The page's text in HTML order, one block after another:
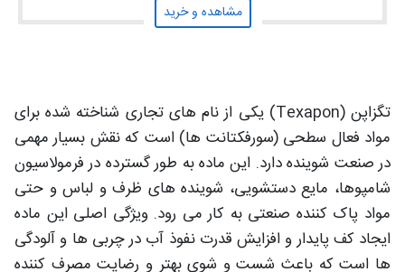
مشاهده و خرید
تگزاپن (Texapon) یکی از نام‌ های تجاری شناخته‌ شده برای
مواد فعال سطحی (سورفکتانت‌ ها) است که نقش بسیار مهمی
در صنعت شوینده دارد. این ماده به‌ طور گسترده در فرمولاسیون
شامپوها، مایع دستشویی، شوینده‌ های ظرف و لباس و حتی
مواد پاک‌ کننده صنعتی به کار می‌ رود. ویژگی اصلی این ماده
ایجاد کف پایدار و افزایش قدرت نفوذ آب در چربی‌ ها و آلودگی‌
ها است که باعث شست‌ و شوی بهتر و رضایت مصرف‌ کننده